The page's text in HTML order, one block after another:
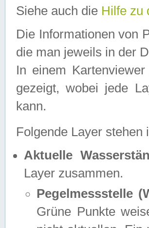
Siehe auch die Hilfe zu
Die Informationen von
die man jeweils in der
In einem
gezeigt, wobei jede
kann.
Folgende Layer
Aktuelle
Layer zusammen.
Pegelmessstelle
Grüne Punkte